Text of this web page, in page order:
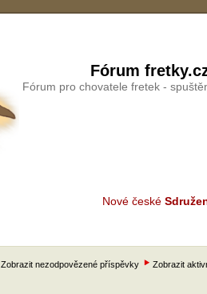
Fórum
Fórum pro chovatele fretek -
Nové české
Zobrazit nezodpovězené příspěvky Zobrazit